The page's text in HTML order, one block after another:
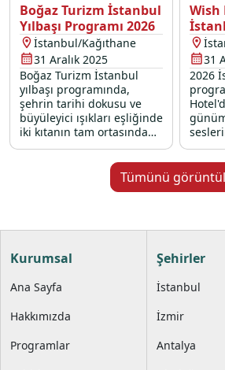
Boğaz Turizm İstanbul
Yılbaşı Programı 2026
İstanbul/Kağıthane
31 Aralık 2025
Boğaz Turizm İstanbul
yılbaşı programında,
şehrin tarihi dokusu ve
büyüleyici ışıkları eşliğinde
iki kıtanın tam ortasında
unutulmaz bir geceye
davetlisiniz. Modern
teknemizin konforlu
atmosferinde, canlı DJ
havai fişek gösterileriyle
başlangıç yapmanızı
ekibimiz ve kaliteli hizmet
benzersiz Boğaz turunda,
eğlencenin tadına
Wish
31
2026
bir 31
sizi
Tümünü
Kurumsal
Ana Sayfa
Hakkımızda
Programlar
Şehirler
İstanbul
İzmir
Antalya